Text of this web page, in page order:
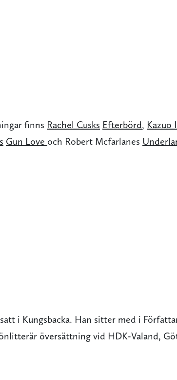
finns Rachel Cusks Efterbörd, Kazuo
Gun Love och Robert Mcfarlanes
i Kungsbacka. Han sitter med i
översättning vid HDK-Valand,